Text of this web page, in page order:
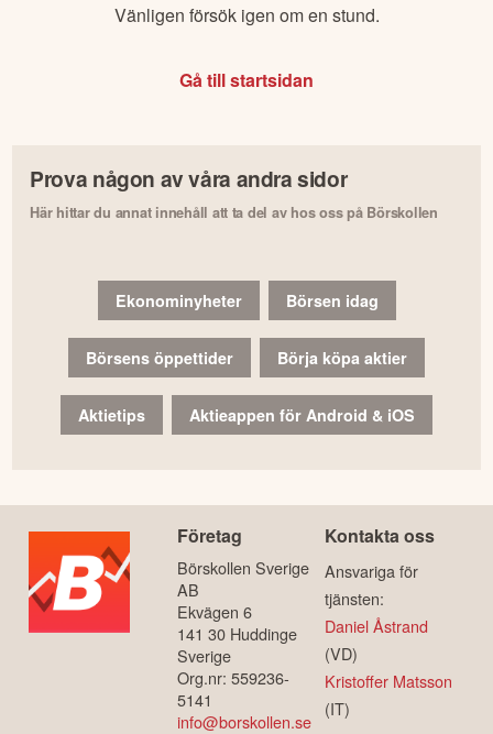
Vänligen försök igen om en stund.
Gå till startsidan
Prova någon av våra andra sidor
Här hittar du annat innehåll att ta del av hos oss på Börskollen
Ekonominyheter Börsen idag
Börsens öppettider Börja köpa aktier
Aktietips Aktieappen för Android & iOS
Företag
Börskollen Sverige
AB
Ekvägen 6
141 30 Huddinge
Sverige
Org.nr: 559236-
5141
info@borskollen.se
Kontakta oss
Ansvariga för
tjänsten:
Daniel Åstrand
(VD)
Kristoffer Matsson
(IT)